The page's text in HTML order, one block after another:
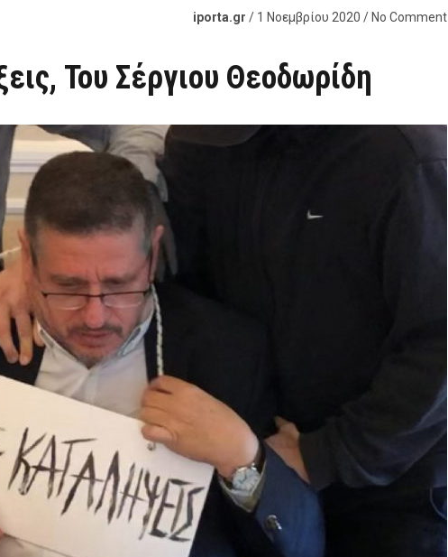
iporta.gr / 1 Νοεμβρίου 2020 / No Comment
Του Σέργιου Θεοδωρίδη